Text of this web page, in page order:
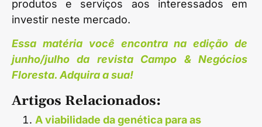
produtos e serviços aos interessados em
investir neste mercado.
Essa matéria você encontra na edição de
junho/julho da revista Campo & Negócios
Floresta. Adquira a sua!
Artigos Relacionados:
A viabilidade da genética para as